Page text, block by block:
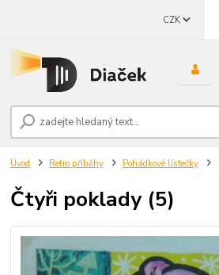
CZK
Úvod Retro příběhy Pohádkové lístečky
Čtyři poklady (5)